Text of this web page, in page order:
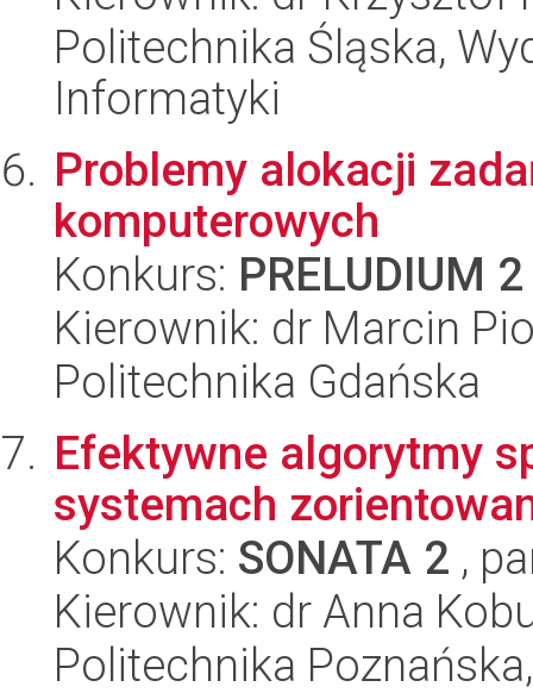
Politechnika Śląska,
Informatyki
Problemy alokacji
komputerowych
Konkurs: PRELUDIUM 2
Kierownik: dr Marcin
Politechnika Gdańska
Efektywne algorytmy
systemach
Konkurs: SONATA 2 ,
Kierownik: dr Anna
Politechnika